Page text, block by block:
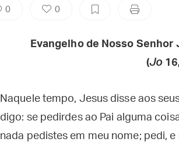
0 0
Evangelho de Nosso
(Jo
Naquele tempo, Jesus disse aos
digo: se pedirdes ao Pai alguma
nada pedistes em meu nome; pedi,